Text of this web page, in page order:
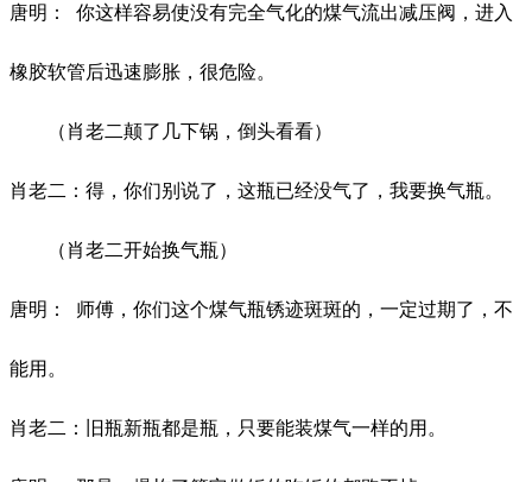
唐明： 你这样容易使没有完全气化的煤气流出减压阀，进入
橡胶软管后迅速膨胀，很危险。
（肖老二颠了几下锅，倒头看看）
肖老二：得，你们别说了，这瓶已经没气了，我要换气瓶。
（肖老二开始换气瓶）
唐明： 师傅，你们这个煤气瓶锈迹斑斑的，一定过期了，不
能用。
肖老二：旧瓶新瓶都是瓶，只要能装煤气一样的用。